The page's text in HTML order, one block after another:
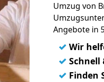
Umzug von
Angebote in
✓ Wir
✓
✓ Finden